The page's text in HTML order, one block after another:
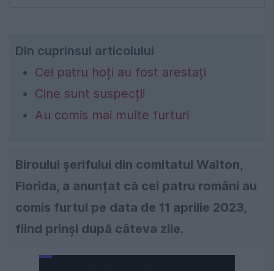
Din cuprinsul articolului
Cei patru hoți au fost arestați
Cine sunt suspecții
Au comis mai multe furturi
Biroului șerifului din comitatul Walton,
Florida, a anunțat că cei patru români au
comis furtul pe data de 11 aprilie 2023,
fiind prinși după câteva zile.